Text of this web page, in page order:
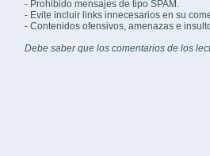
- Prohibido mensajes de tipo SPAM.
- Evite incluir links innecesarios en su
- Contenidos ofensivos, amenazas e
Debe saber que los comentarios de los